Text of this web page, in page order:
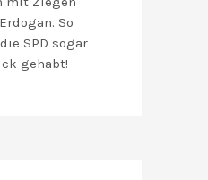
So
SPD sogar
gehabt!